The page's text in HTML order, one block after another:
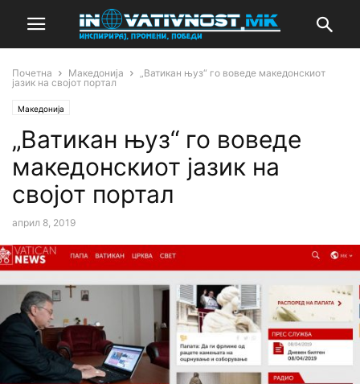
Почетна Македонија
„Ватикан њуз“ го воведе македонскиот
јазик на својот портал
Македонија
„Ватикан њуз“ го воведе
македонскиот јазик на
својот портал
април 8, 2019